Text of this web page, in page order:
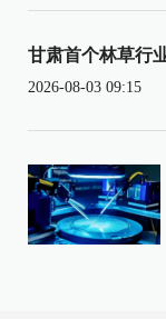
甘肃首个林草行
2026-08-03 09:15